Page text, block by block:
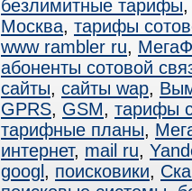
безлимитные тарифы
Москва, тарифы
www rambler ru,
абоненты сотовой
сайты, сайты wap,
GPRS, GSM, тарифы
тарифные планы,
интернет, mail ru,
googl , поисковики,